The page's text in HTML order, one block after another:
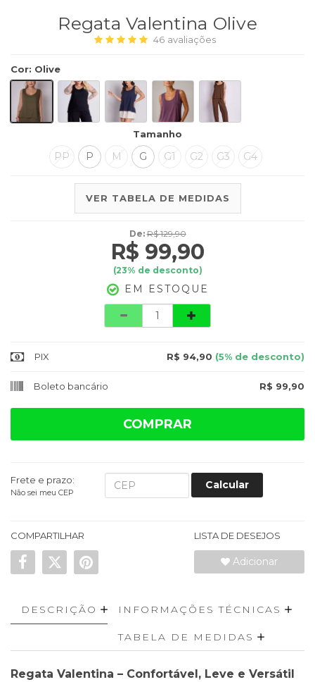
Regata Valentina Olive
46 avaliações
Cor: Olive
Tamanho
PP P M G G1 G2 G3 G4
VER TABELA DE MEDIDAS
De:R$ 129,90
R$ 99,90
(23% de desconto)
EM ESTOQUE
PIX R$ 94,90 (5% de desconto)
Boleto bancário R$ 99,90
COMPRAR
Frete e prazo:
Não sei meu CEP
Calcular
COMPARTILHAR LISTA DE DESEJOS
Adicionar
DESCRIÇÃO INFORMAÇÕES TÉCNICAS
TABELA DE MEDIDAS
Regata Valentina – Confortável, Leve e Versátil